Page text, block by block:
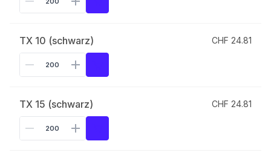
TX 10 (schwarz) CHF 24.81
TX 15 (schwarz) CHF 24.81